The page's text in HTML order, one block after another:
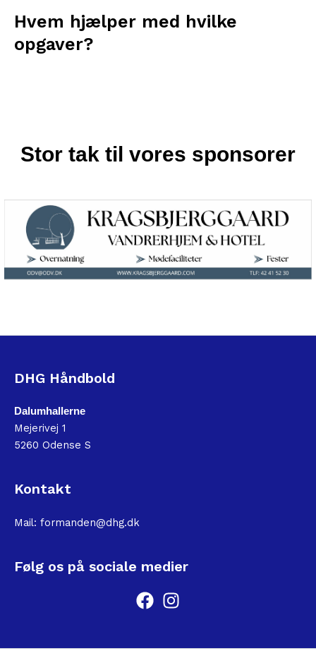
Hvem hjælper med hvilke
opgaver?​​
Stor tak til vores sponsorer
DHG Håndbold
Dalumhallerne
Mejerivej 1
5260 Odense S
Kontakt
Mail: formanden@dhg.dk
Følg os på sociale medier